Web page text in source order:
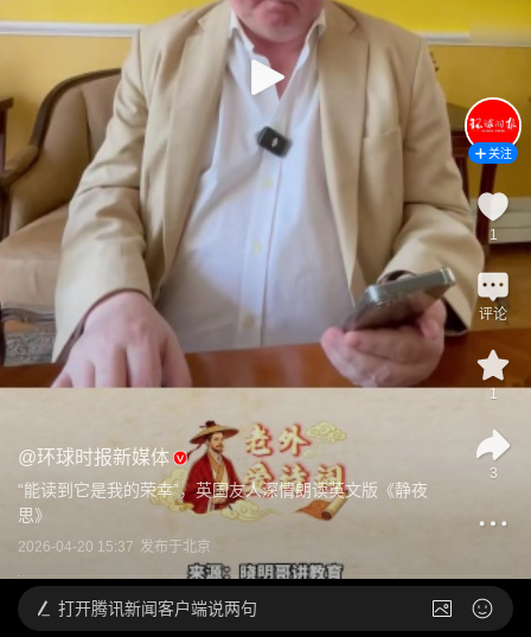
@环球时报新媒体
“能读到它是我的荣幸”，英国友人深情朗读英文版《静夜
思》
2026-04-20 15:37 发布于北京
关注
1
评论
1
3
打开腾讯新闻客户端说两句